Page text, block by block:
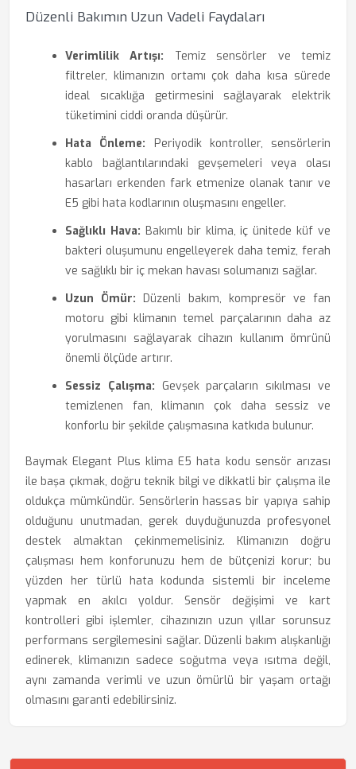
Düzenli Bakımın Uzun Vadeli Faydaları
Verimlilik Artışı: Temiz sensörler ve temiz
filtreler, klimanızın ortamı çok daha kısa sürede
ideal sıcaklığa getirmesini sağlayarak elektrik
tüketimini ciddi oranda düşürür.
Hata Önleme: Periyodik kontroller, sensörlerin
kablo bağlantılarındaki gevşemeleri veya olası
hasarları erkenden fark etmenize olanak tanır ve
E5 gibi hata kodlarının oluşmasını engeller.
Sağlıklı Hava: Bakımlı bir klima, iç ünitede küf ve
bakteri oluşumunu engelleyerek daha temiz, ferah
ve sağlıklı bir iç mekan havası solumanızı sağlar.
Uzun Ömür: Düzenli bakım, kompresör ve fan
motoru gibi klimanın temel parçalarının daha az
yorulmasını sağlayarak cihazın kullanım ömrünü
önemli ölçüde artırır.
Sessiz Çalışma: Gevşek parçaların sıkılması ve
temizlenen fan, klimanın çok daha sessiz ve
konforlu bir şekilde çalışmasına katkıda bulunur.
Baymak Elegant Plus klima E5 hata kodu sensör arızası
ile başa çıkmak, doğru teknik bilgi ve dikkatli bir çalışma ile
oldukça mümkündür. Sensörlerin hassas bir yapıya sahip
olduğunu unutmadan, gerek duyduğunuzda profesyonel
destek almaktan çekinmemelisiniz. Klimanızın doğru
çalışması hem konforunuzu hem de bütçenizi korur; bu
yüzden her türlü hata kodunda sistemli bir inceleme
yapmak en akılcı yoldur. Sensör değişimi ve kart
kontrolleri gibi işlemler, cihazınızın uzun yıllar sorunsuz
performans sergilemesini sağlar. Düzenli bakım alışkanlığı
edinerek, klimanızın sadece soğutma veya ısıtma değil,
aynı zamanda verimli ve uzun ömürlü bir yaşam ortağı
olmasını garanti edebilirsiniz.